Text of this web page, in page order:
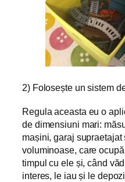
2) Folosește un sistem
Regula aceasta eu o
de dimensiuni mari:
mașini, garaj supraetajat
voluminoase, care
timpul cu ele și, când
interes, le iau și le